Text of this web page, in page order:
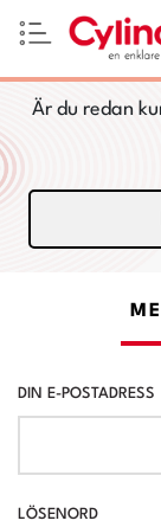
Är du redan
DIN E-POSTADRESS
LÖSENORD